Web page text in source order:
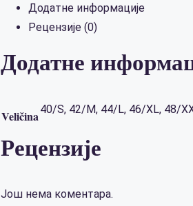
Додатне информације
Рецензије (0)
Додатне
Veličina40/S, 42/M, 44/L, 46/XL, 48/
Рецензије
Још нема коментара.